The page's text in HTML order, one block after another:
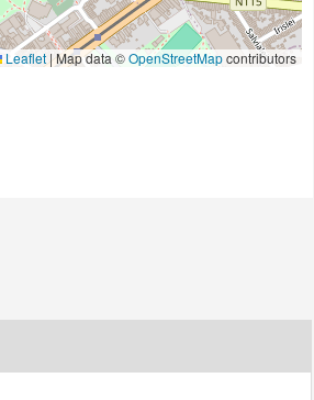
Leaflet|Map data ©OpenStreetMapcontributors